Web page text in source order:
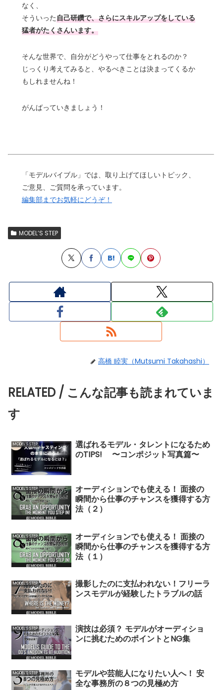
なく、
そういった自己研鑽で、さらにスキルアップをしている
猛者がたくさんいます。
そんな世界で、自分がどうやって仕事をとれるのか？
じっくり考えてみると、やるべきことは決まってくるか
もしれませんね！
がんばっていきましょう！
「モデルバイブル」では、取り上げてほしいトピック、
ご意見、ご質問を承っています。
編集部までお気軽にどうぞ！
MODEL’S STEP
高橋 睦実（Mutsumi Takahashi）
RELATED / こんな記事も読まれていま
す
MODEL’S STEP
選ばれるモデル・タレントになるため
のTIPS! 〜コンポジット写真篇〜
MODEL’S STEP
オーディションでも使える！ 面接の
瞬間から仕事のチャンスを獲得する方
法（２）
MODEL’S STEP
オーディションでも使える！ 面接の
瞬間から仕事のチャンスを獲得する方
法（１）
MODEL’S STEP
撮影したのに支払われない！フリーラ
ンスモデルが経験したトラブルの話
MODEL’S STEP
演技は必須？ モデルがオーディショ
ンに挑むためのポイントとNG集
MODEL’S STEP
モデルや芸能人になりたい人へ！ 安
全な事務所の８つの見極め方